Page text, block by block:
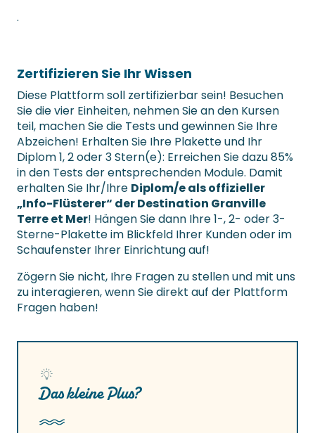
.
Zertifizieren Sie Ihr Wissen
Diese Plattform soll zertifizierbar sein! Besuchen
Sie die vier Einheiten, nehmen Sie an den Kursen
teil, machen Sie die Tests und gewinnen Sie Ihre
Abzeichen! Erhalten Sie Ihre Plakette und Ihr
Diplom 1, 2 oder 3 Stern(e): Erreichen Sie dazu 85%
in den Tests der entsprechenden Module. Damit
erhalten Sie Ihr/Ihre Diplom/e als offizieller
„Info-Flüsterer“ der Destination Granville
Terre et Mer! Hängen Sie dann Ihre 1-, 2- oder 3-
Sterne-Plakette im Blickfeld Ihrer Kunden oder im
Schaufenster Ihrer Einrichtung auf!
Zögern Sie nicht, Ihre Fragen zu stellen und mit uns
zu interagieren, wenn Sie direkt auf der Plattform
Fragen haben!
Das kleine Plus?